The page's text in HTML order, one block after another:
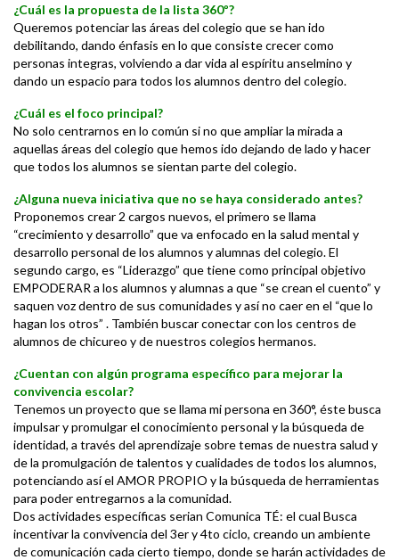
¿Cuál es la propuesta de la lista 360º?
Queremos potenciar las áreas del colegio que se han ido
debilitando, dando énfasis en lo que consiste crecer como
personas integras, volviendo a dar vida al espíritu anselmino y
dando un espacio para todos los alumnos dentro del colegio.
¿Cuál es el foco principal?
No solo centrarnos en lo común si no que ampliar la mirada a
aquellas áreas del colegio que hemos ido dejando de lado y hacer
que todos los alumnos se sientan parte del colegio.
¿Alguna nueva iniciativa que no se haya considerado antes?
Proponemos crear 2 cargos nuevos, el primero se llama
“crecimiento y desarrollo” que va enfocado en la salud mental y
desarrollo personal de los alumnos y alumnas del colegio. El
segundo cargo, es “Liderazgo” que tiene como principal objetivo
EMPODERAR a los alumnos y alumnas a que “se crean el cuento” y
saquen voz dentro de sus comunidades y así no caer en el “que lo
hagan los otros” . También buscar conectar con los centros de
alumnos de chicureo y de nuestros colegios hermanos.
¿Cuentan con algún programa específico para mejorar la
convivencia escolar?
Tenemos un proyecto que se llama mi persona en 360°, éste busca
impulsar y promulgar el conocimiento personal y la búsqueda de
identidad, a través del aprendizaje sobre temas de nuestra salud y
de la promulgación de talentos y cualidades de todos los alumnos,
potenciando así el AMOR PROPIO y la búsqueda de herramientas
para poder entregarnos a la comunidad.
Dos actividades específicas serian Comunica TÉ: el cual Busca
incentivar la convivencia del 3er y 4to ciclo, creando un ambiente
de comunicación cada cierto tiempo, donde se harán actividades de